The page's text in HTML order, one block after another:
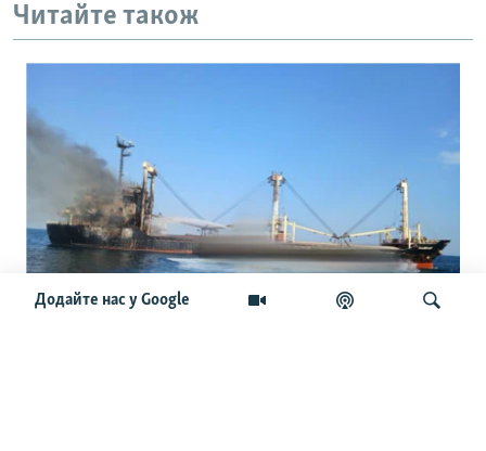
Додайте нас у Google
Читайте також